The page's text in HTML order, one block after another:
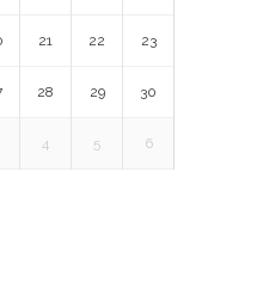
21 22 23
28 29 30
4 5 6